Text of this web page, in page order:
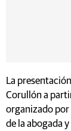
La
Corullón a
organizado por
de la abogada